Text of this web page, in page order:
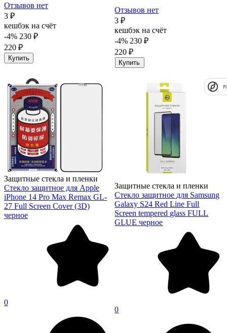
Отзывов нет
3 ₽
кешбэк на счёт
-4% 230 ₽
220 ₽
Купить
Отзывов нет
3 ₽
кешбэк на счёт
-4% 230 ₽
220 ₽
Купить
Защитные стекла и пленки
Стекло защитное для Apple
iPhone 14 Pro Max Remax GL-
27 Full Screen Cover (3D)
черное
0
Защитные стекла и пленки
Стекло защитное для Samsung
Galaxy S24 Red Line Full
Screen tempered glass FULL
GLUE черное
0